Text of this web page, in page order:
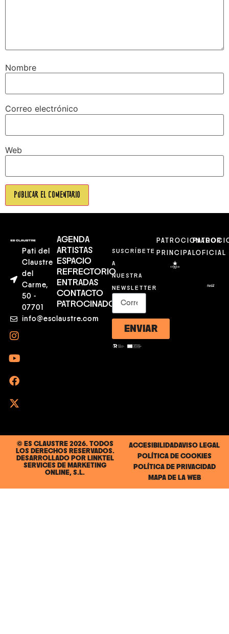
Nombre
Correo electrónico
Web
Pati del
Claustre
del
Carme,
50 -
07701
info@esclaustre.com
AGENDA
ARTISTAS
ESPACIO
REFRECTORIO
ENTRADAS
CONTACTO
PATROCINADORES
SUSCRÍBETE
A
NUESTRA
NEWSLETTER
ENVIAR
PATROCIONADOR
PRINCIPALOFICIAL
© ES CLAUSTRE 2026. TODOS
LOS DERECHOS RESERVADOS.
DESARROLLADO POR LINKTEL
SERVICES DE MARKETING
ONLINE, S.L.
ACCESIBILIDADAVISO LEGAL
POLÍTICA DE COOKIES
POLÍTICA DE PRIVACIDAD
MAPA DE LA WEB